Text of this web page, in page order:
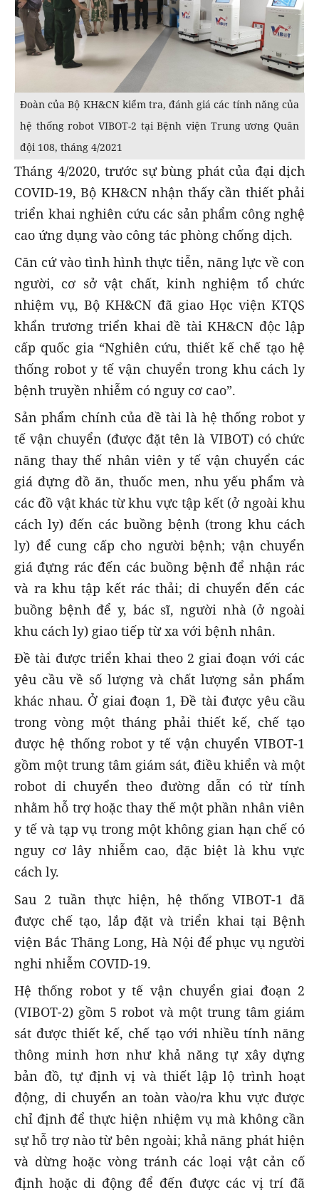
Đoàn của Bộ KH&CN kiểm tra, đánh giá các tính năng của
hệ thống robot VIBOT-2 tại Bệnh viện Trung ương Quân
đội 108, tháng 4/2021
Tháng 4/2020, trước sự bùng phát của đại dịch
COVID-19, Bộ KH&CN nhận thấy cần thiết phải
triển khai nghiên cứu các sản phẩm công nghệ
cao ứng dụng vào công tác phòng chống dịch.
Căn cứ vào tình hình thực tiễn, năng lực về con
người, cơ sở vật chất, kinh nghiệm tổ chức
nhiệm vụ, Bộ KH&CN đã giao Học viện KTQS
khẩn trương triển khai đề tài KH&CN độc lập
cấp quốc gia “Nghiên cứu, thiết kế chế tạo hệ
thống robot y tế vận chuyển trong khu cách ly
bệnh truyền nhiễm có nguy cơ cao”.
Sản phẩm chính của đề tài là hệ thống robot y
tế vận chuyển (được đặt tên là VIBOT) có chức
năng thay thế nhân viên y tế vận chuyển các
giá đựng đồ ăn, thuốc men, nhu yếu phẩm và
các đồ vật khác từ khu vực tập kết (ở ngoài khu
cách ly) đến các buồng bệnh (trong khu cách
ly) để cung cấp cho người bệnh; vận chuyển
giá đựng rác đến các buồng bệnh để nhận rác
và ra khu tập kết rác thải; di chuyển đến các
buồng bệnh để y, bác sĩ, người nhà (ở ngoài
khu cách ly) giao tiếp từ xa với bệnh nhân.
Đề tài được triển khai theo 2 giai đoạn với các
yêu cầu về số lượng và chất lượng sản phẩm
khác nhau. Ở giai đoạn 1, Đề tài được yêu cầu
trong vòng một tháng phải thiết kế, chế tạo
được hệ thống robot y tế vận chuyển VIBOT-1
gồm một trung tâm giám sát, điều khiển và một
robot di chuyển theo đường dẫn có từ tính
nhằm hỗ trợ hoặc thay thế một phần nhân viên
y tế và tạp vụ trong một không gian hạn chế có
nguy cơ lây nhiễm cao, đặc biệt là khu vực
cách ly.
Sau 2 tuần thực hiện, hệ thống VIBOT-1 đã
được chế tạo, lắp đặt và triển khai tại Bệnh
viện Bắc Thăng Long, Hà Nội để phục vụ người
nghi nhiễm COVID-19.
Hệ thống robot y tế vận chuyển giai đoạn 2
(VIBOT-2) gồm 5 robot và một trung tâm giám
sát được thiết kế, chế tạo với nhiều tính năng
thông minh hơn như khả năng tự xây dựng
bản đồ, tự định vị và thiết lập lộ trình hoạt
động, di chuyển an toàn vào/ra khu vực được
chỉ định để thực hiện nhiệm vụ mà không cần
sự hỗ trợ nào từ bên ngoài; khả năng phát hiện
và dừng hoặc vòng tránh các loại vật cản cố
định hoặc di động để đến được các vị trí đã